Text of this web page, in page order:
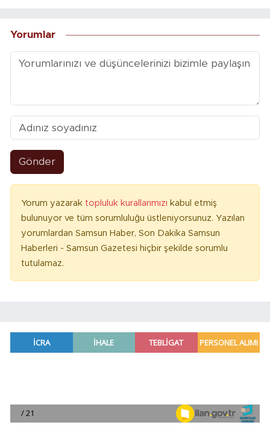
Yorumlar
Gönder
Yorum yazarak topluluk kurallarımızı kabul etmiş
bulunuyor ve tüm sorumluluğu üstleniyorsunuz. Yazılan
yorumlardan Samsun Haber, Son Dakika Samsun
Haberleri - Samsun Gazetesi hiçbir şekilde sorumlu
tutulamaz.